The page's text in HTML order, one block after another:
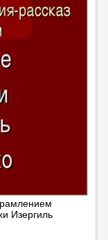
Изергиль